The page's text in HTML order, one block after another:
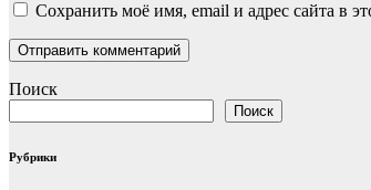
Сохранить моё имя, email и адрес сайта в
Поиск
Поиск
Рубрики